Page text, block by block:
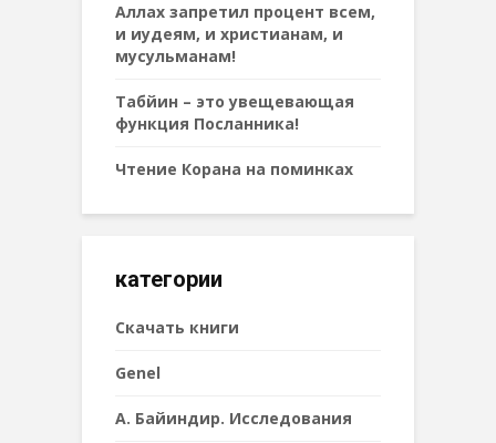
Аллах запретил процент всем,
и иудеям, и христианам, и
мусульманам!
Табйин – это увещевающая
функция Посланника!
Чтение Корана на поминках
категории
Cкачать книги
Genel
А. Байиндир. Исследования